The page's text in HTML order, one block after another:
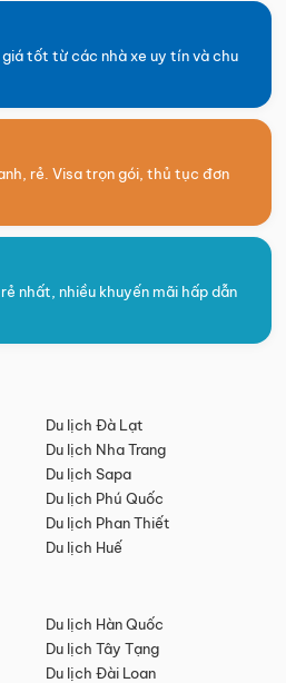
tốt từ các nhà xe uy tín và chu
rẻ. Visa trọn gói, thủ tục đơn
nhất, nhiều khuyến mãi hấp dẫn
Du lịch Đà Lạt
Du lịch Nha Trang
Du lịch Sapa
Du lịch Phú Quốc
Du lịch Phan Thiết
Du lịch Huế
Du lịch Hàn Quốc
Du lịch Tây Tạng
Du lịch Đài Loan